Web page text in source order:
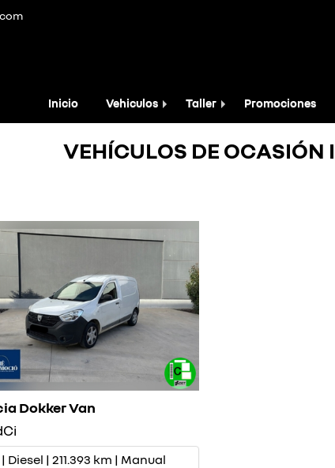
Inicio Vehiculos Taller Promociones
VEHÍCULOS DE OCASIÓN
Dokker Van
| Diesel | 211.393 km | Manual